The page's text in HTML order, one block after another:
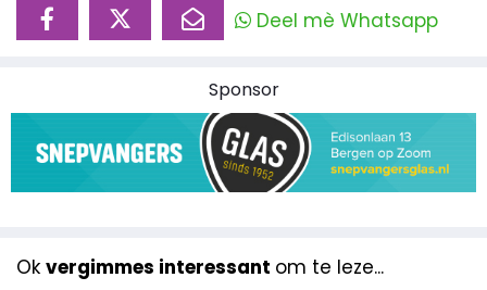
Deel mè Whatsapp
Sponsor
Ok vergimmes interessant om te leze...